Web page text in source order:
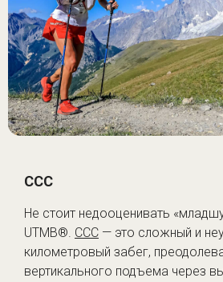
CCC
Не стоит недооценивать
UTMB®. CCC — это сложный и
километровый забег,
вертикального подъема через